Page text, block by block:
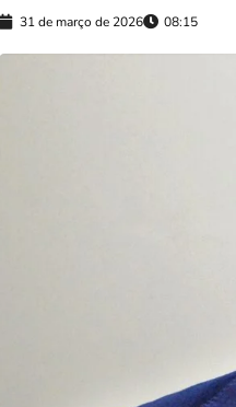
31 de março de 2026 08:15